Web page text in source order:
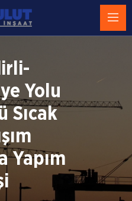
Yolu
Sıcak
Yapım